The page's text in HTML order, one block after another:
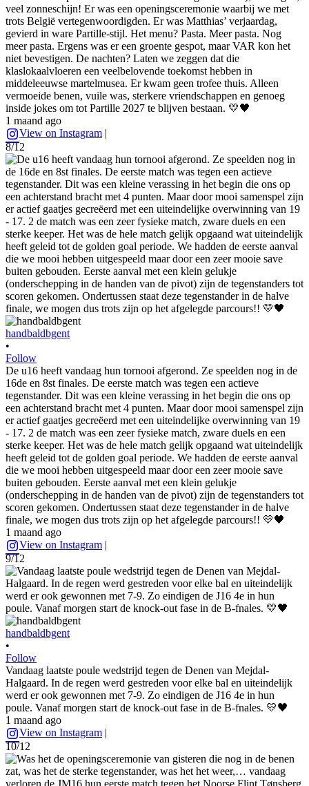
veel zonneschijn! Er was een openingsceremonie waarbij we met
trots België vertegenwoordigden. Er was Matthias’ verjaardag,
gevierd in ware Partille-stijl. Het menu? Pasta. Meer pasta. Nog
meer pasta. Ergens was er een groente gespot, maar VAR kon het
niet bevestigen. De nachten? Laten we zeggen dat die
klaslokaalvloeren een veelbelovende toekomst hebben in
middeleeuwse martelmusea. Er kwam geen trofee thuis. Alleen
vermoeide benen, vuile was, sterkere vriendschappen en genoeg
inside jokes om tot Partille 2027 te blijven bestaan. 💛🖤
1 maand ago
View on Instagram |
8/12
handbaldbgent
•
Follow
De u16 heeft vandaag hun tornooi afgerond. Ze speelden nog in de
16de en 8st finales. De eerste match was tegen een actieve
tegenstander. Dit was een kleine verassing in het begin die ons op
een achterstand bracht met 4 punten. Maar door mooi samenspel zijn
er actief gaatjes gecreëerd met een uiteindelijke overwinning van 19
- 17. 2 de match was een zeer fysieke match, zware duels en een
sterke keeper. Het was de hele match gelijk opgaand wat uiteindelijk
heeft geleid tot de golden goal periode. We hadden de eerste aanval
die we mooi hebben uitgespeeld maar door een zeer mooie save
buiten gebouden. Eerste aanval met een klein gelukje
(onderschepping in de handen van de pivot) zijn de tegenstanders tot
scoren gekomen. Ondertussen staat deze tegenstander in de halve
finale, we mogen dus trots zijn op het afgelegde parcours!! 💛🖤
1 maand ago
View on Instagram |
9/12
handbaldbgent
•
Follow
Vandaag laatste poule wedstrijd tegen de Denen van Mejdal-
Halgaard. In de regen werd gestreden voor elke bal en uiteindelijk
werd er ook gewonnen met 7-9. Zo eindigen de J16 4e in hun
poule. Vanaf morgen start de knock-out fase in de B-fnales. 💛🖤
1 maand ago
View on Instagram |
10/12